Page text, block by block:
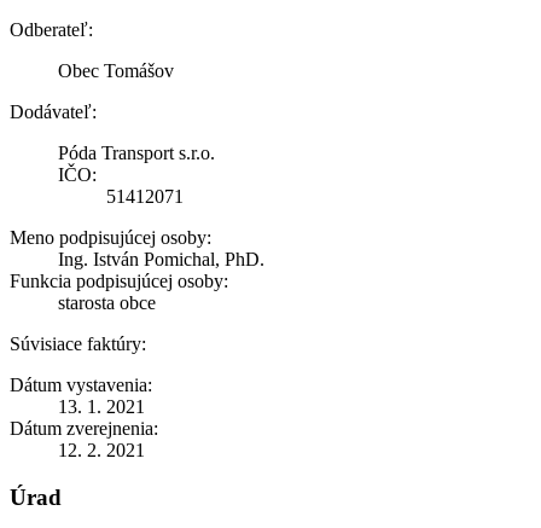
Odberateľ:
Obec Tomášov
Dodávateľ:
Póda Transport s.r.o.
IČO:
51412071
Meno podpisujúcej osoby:
Ing. István Pomichal, PhD.
Funkcia podpisujúcej osoby:
starosta obce
Súvisiace faktúry:
Dátum vystavenia:
13. 1. 2021
Dátum zverejnenia:
12. 2. 2021
Úrad